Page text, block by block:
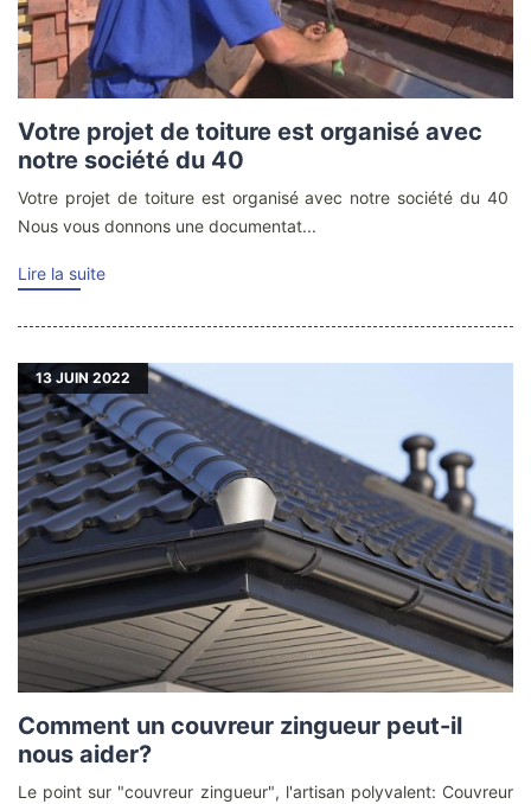
Votre projet de toiture est organisé avec
notre société du 40
Votre projet de toiture est organisé avec notre société du 40
Nous vous donnons une documentat...
Lire la suite
13 JUIN 2022
Comment un couvreur zingueur peut-il
nous aider?
Le point sur "couvreur zingueur", l'artisan polyvalent: Couvreur